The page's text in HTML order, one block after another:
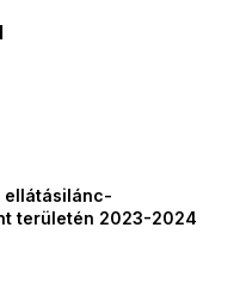
ellátásilánc-
területén 2023-2024